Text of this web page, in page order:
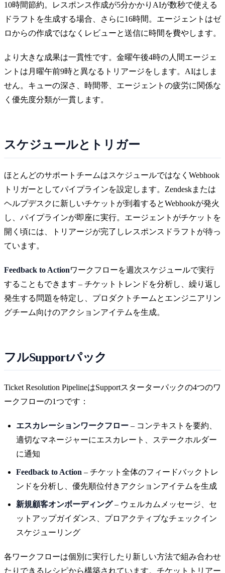
10時間節約。レスポンス作成が5分かかりAIが数秒で使える
ドラフトを生成する場合、さらに16時間。エージェントはゼ
ロからの作成ではなくレビューと送信に時間を費やします。
より大きな成果は一貫性です。金曜午後4時の人間エージェ
ントは月曜午前9時と異なるトリアージをします。AIはしま
せん。キューの深さ、時間帯、エージェントの疲労に関係な
く優先度分類が一貫します。
スケジュールとトリガー
ほとんどのサポートチームはスケジュールではなくWebhook
トリガーとしてパイプラインを設定します。Zendeskまたは
ヘルプデスクに新しいチケットが到着するとWebhookが発火
し、パイプラインが即座に実行。エージェントがチケットを
開く頃には、トリアージが完了しレスポンスドラフトが待っ
ています。
Feedback to Actionワークフローを週次スケジュールで実行
することもできます – チケットトレンドを分析し、繰り返し
発生する問題を特定し、プロダクトチームとエンジニアリン
グチーム向けのアクションアイテムを生成。
フルSupportパック
Ticket Resolution PipelineはSupportスターターパックの4つのワ
ークフローの1つです：
エスカレーションワークフロー – コンテキストを要約、
適切なマネージャーにエスカレート、ステークホルダー
に通知
Feedback to Action – チケット全体のフィードバックトレ
ンドを分析し、優先順位付きアクションアイテムを生成
新規顧客オンボーディング– ウェルカムメッセージ、セ
ットアップガイダンス、プロアクティブなチェックイン
スケジューリング
各ワークフローは個別に実行したり新しい方法で組み合わせ
たりできるレシピから構築されています。チケットトリアー